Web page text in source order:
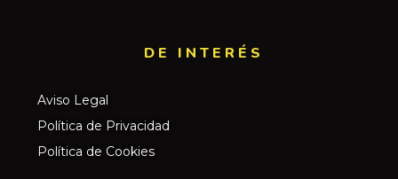
DE INTERÉS​
Aviso Legal
Política de Privacidad
Política de Cookies